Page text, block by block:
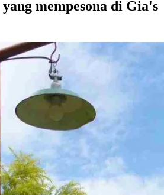
mempesona di Gia's